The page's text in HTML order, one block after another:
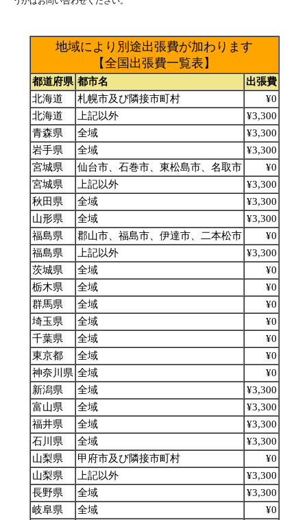
地域により別途出張費が加わります
【全国出張費一覧表】
都道府県 都市名
出張費
北海道
札幌市及び隣接市町村
¥0
北海道
上記以外
¥3,300
青森県
全域
¥3,300
岩手県
全域
¥3,300
宮城県
仙台市、石巻市、東松島市、名取市
¥0
宮城県
上記以外
¥3,300
秋田県
全域
¥3,300
山形県
全域
¥3,300
福島県
郡山市、福島市、伊達市、二本松市
¥0
福島県
上記以外
¥3,300
茨城県
全域
¥0
栃木県
全域
¥0
群馬県
全域
¥0
埼玉県
全域
¥0
千葉県
全域
¥0
東京都
全域
¥0
神奈川県 全域
¥0
新潟県
全域
¥3,300
富山県
全域
¥3,300
福井県
全域
¥3,300
石川県
全域
¥3,300
山梨県
甲府市及び隣接市町村
¥0
山梨県
上記以外
¥3,300
長野県
全域
¥3,300
岐阜県
全域
¥0